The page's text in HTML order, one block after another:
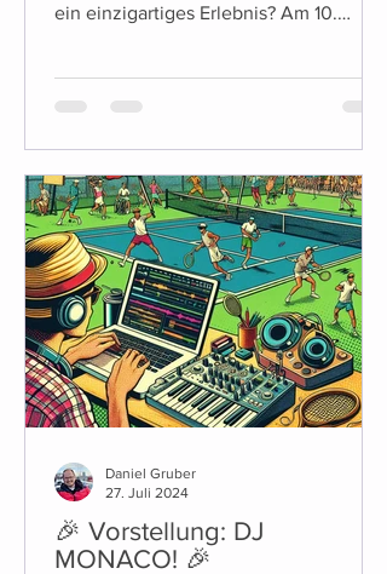
ein einzigartiges Erlebnis? Am 10.
🎉 Vorstellung: DJ
MONACO! 🎉
Daniel Gruber
27. Juli 2024